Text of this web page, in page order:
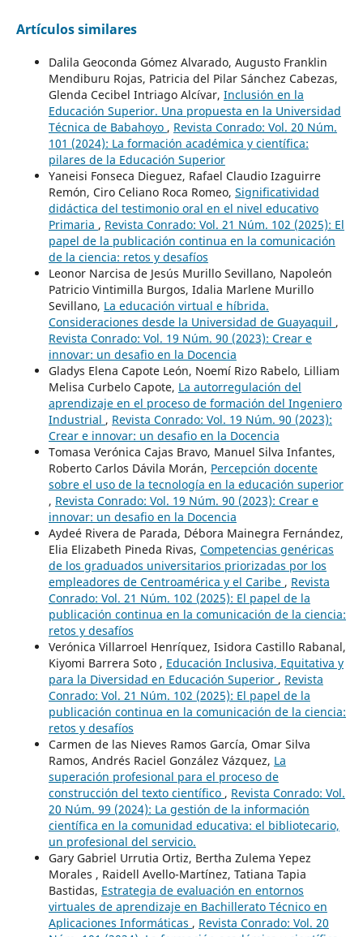
Artículos similares
Dalila Geoconda Gómez Alvarado, Augusto Franklin
Mendiburu Rojas, Patricia del Pilar Sánchez Cabezas,
Glenda Cecibel Intriago Alcívar, Inclusión en la
Educación Superior. Una propuesta en la Universidad
Técnica de Babahoyo , Revista Conrado: Vol. 20 Núm.
101 (2024): La formación académica y científica:
pilares de la Educación Superior
Yaneisi Fonseca Dieguez, Rafael Claudio Izaguirre
Remón, Ciro Celiano Roca Romeo, Significatividad
didáctica del testimonio oral en el nivel educativo
Primaria , Revista Conrado: Vol. 21 Núm. 102 (2025): El
papel de la publicación continua en la comunicación
de la ciencia: retos y desafíos
Leonor Narcisa de Jesús Murillo Sevillano, Napoleón
Patricio Vintimilla Burgos, Idalia Marlene Murillo
Sevillano, La educación virtual e híbrida.
Consideraciones desde la Universidad de Guayaquil ,
Revista Conrado: Vol. 19 Núm. 90 (2023): Crear e
innovar: un desafio en la Docencia
Gladys Elena Capote León, Noemí Rizo Rabelo, Lilliam
Melisa Curbelo Capote, La autorregulación del
aprendizaje en el proceso de formación del Ingeniero
Industrial , Revista Conrado: Vol. 19 Núm. 90 (2023):
Crear e innovar: un desafio en la Docencia
Tomasa Verónica Cajas Bravo, Manuel Silva Infantes,
Roberto Carlos Dávila Morán, Percepción docente
sobre el uso de la tecnología en la educación superior
, Revista Conrado: Vol. 19 Núm. 90 (2023): Crear e
innovar: un desafio en la Docencia
Aydeé Rivera de Parada, Débora Mainegra Fernández,
Elia Elizabeth Pineda Rivas, Competencias genéricas
de los graduados universitarios priorizadas por los
empleadores de Centroamérica y el Caribe , Revista
Conrado: Vol. 21 Núm. 102 (2025): El papel de la
publicación continua en la comunicación de la ciencia:
retos y desafíos
Verónica Villarroel Henríquez, Isidora Castillo Rabanal,
Kiyomi Barrera Soto , Educación Inclusiva, Equitativa y
para la Diversidad en Educación Superior , Revista
Conrado: Vol. 21 Núm. 102 (2025): El papel de la
publicación continua en la comunicación de la ciencia:
retos y desafíos
Carmen de las Nieves Ramos García, Omar Silva
Ramos, Andrés Raciel González Vázquez, La
superación profesional para el proceso de
construcción del texto científico , Revista Conrado: Vol.
20 Núm. 99 (2024): La gestión de la información
científica en la comunidad educativa: el bibliotecario,
un profesional del servicio.
Gary Gabriel Urrutia Ortiz, Bertha Zulema Yepez
Morales , Raidell Avello-Martínez, Tatiana Tapia
Bastidas, Estrategia de evaluación en entornos
virtuales de aprendizaje en Bachillerato Técnico en
Aplicaciones Informáticas , Revista Conrado: Vol. 20